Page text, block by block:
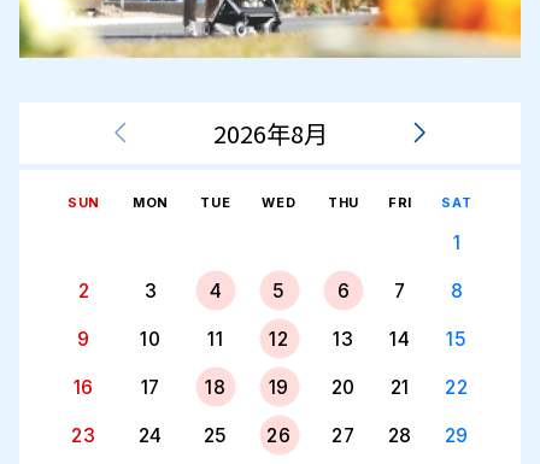
2026年8月
SUN MON TUE WED THU FRI SAT
1
2 3 4 5 6 7 8
9 10 11 12 13 14 15
16 17 18 19 20 21 22
23 24 25 26 27 28 29